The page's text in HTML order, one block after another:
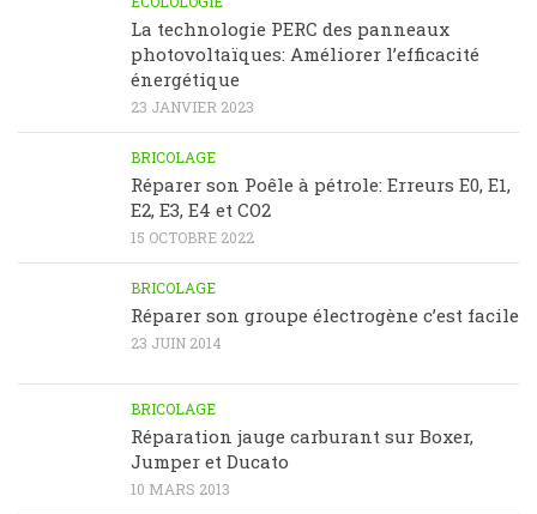
La technologie PERC des panneaux
photovoltaïques: Améliorer l’efficacité
énergétique
23 JANVIER 2023
BRICOLAGE
Réparer son Poêle à pétrole: Erreurs E0, E1,
E2, E3, E4 et CO2
15 OCTOBRE 2022
BRICOLAGE
Réparer son groupe électrogène c’est facile
23 JUIN 2014
BRICOLAGE
Réparation jauge carburant sur Boxer,
Jumper et Ducato
10 MARS 2013